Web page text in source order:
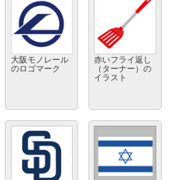
大阪モノレール
のロゴマーク
赤いフライ返し
（ターナー）の
イラスト